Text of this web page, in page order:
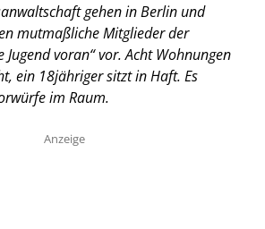
gehen in Berlin und
mutmaßliche Mitglieder der
Jugend voran“ vor. Acht Wohnungen
ein 18jähriger sitzt in Haft. Es
im Raum.
Anzeige